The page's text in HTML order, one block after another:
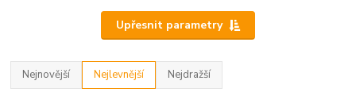
Upřesnit parametry
Nejnovější Nejlevnější Nejdražší